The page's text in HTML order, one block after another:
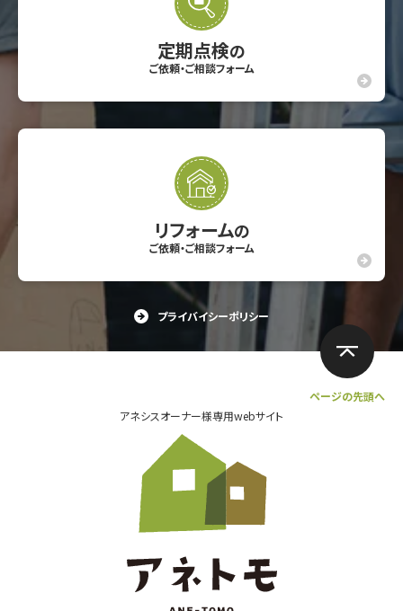
定期点検の
ご依頼・ご相談フォーム
リフォームの
ご依頼・ご相談フォーム
プライバイシーポリシー
アネシスオーナー様専用webサイト
ページの先頭へ